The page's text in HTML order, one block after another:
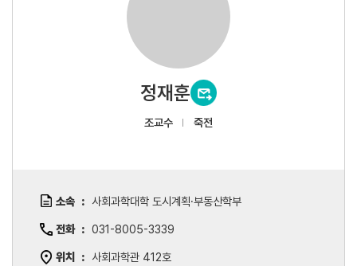
정재훈
조교수 죽전
소속 사회과학대학 도시계획·부동산학부
전화 031-8005-3339
위치 사회과학관 412호